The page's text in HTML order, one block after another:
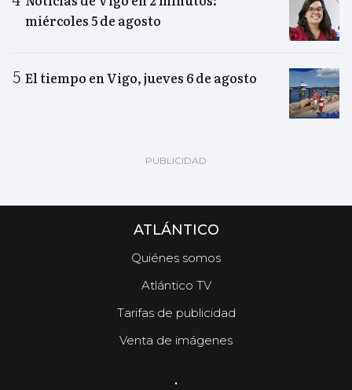
miércoles 5 de agosto
El tiempo en Vigo, jueves 6 de agosto
ATLÁNTICO
Quiénes somos
Atlántico TV
Tarifas de publicidad
Venta de imágenes
.